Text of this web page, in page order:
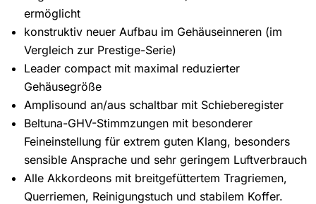
ermöglicht
konstruktiv neuer Aufbau im Gehäuseinneren (im
Vergleich zur Prestige-Serie)
Leader compact mit maximal reduzierter
Gehäusegröße
Amplisound an/aus schaltbar mit Schieberegister
Beltuna-GHV-Stimmzungen mit besonderer
Feineinstellung für extrem guten Klang, besonders
sensible Ansprache und sehr geringem Luftverbrauch
Alle Akkordeons mit breitgefüttertem Tragriemen,
Querriemen, Reinigungstuch und stabilem Koffer.